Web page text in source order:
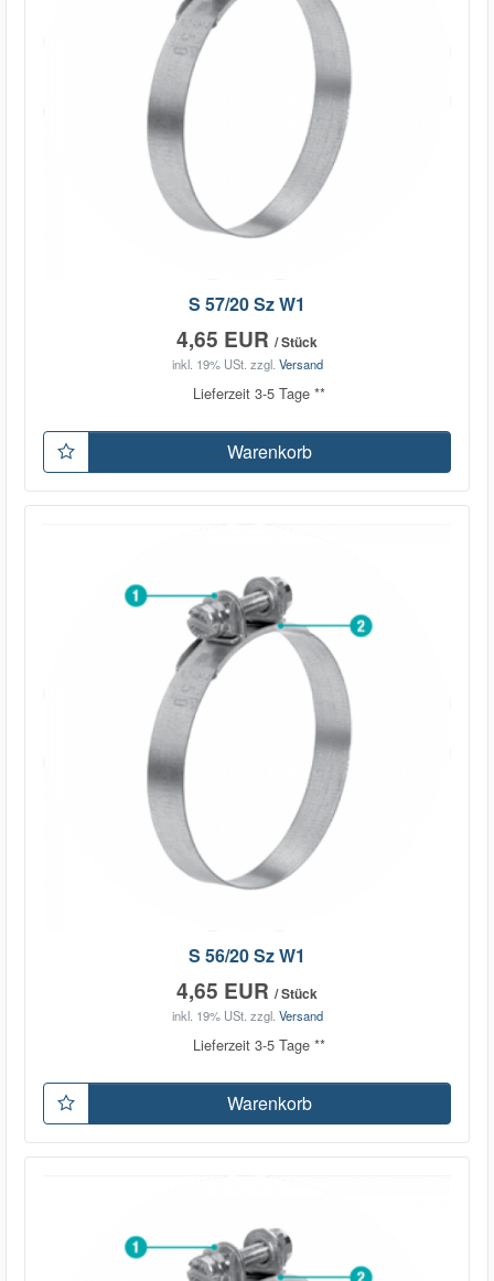
S 57/20 Sz W1
4,65 EUR / Stück
inkl. 19% USt. zzgl. Versand
Lieferzeit 3-5 Tage **
Warenkorb
S 56/20 Sz W1
4,65 EUR / Stück
inkl. 19% USt. zzgl. Versand
Lieferzeit 3-5 Tage **
Warenkorb